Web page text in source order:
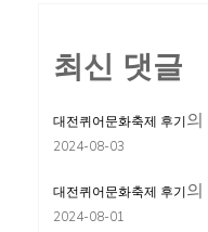
최신 댓글
대전퀴어문화축제 후기의
2024-08-03
대전퀴어문화축제 후기의
2024-08-01